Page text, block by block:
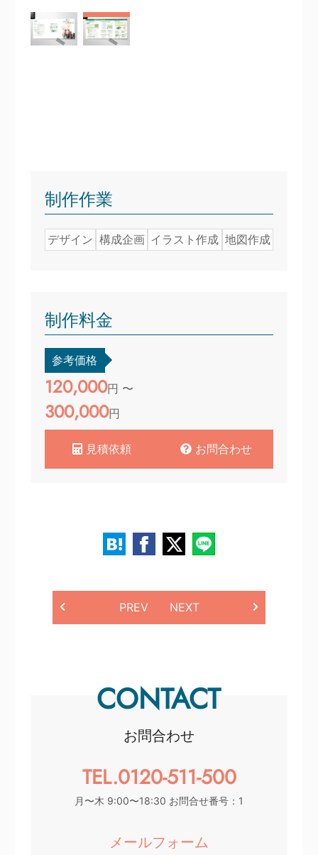
制作作業
デザイン 構成企画 イラスト作成 地図作成
制作料金
参考価格
120,000円 〜
300,000円
見積依頼 お問合わせ
PREV NEXT
CONTACT
お問合わせ
TEL.0120-511-500
月〜木 9:00〜18:30 お問合せ番号：1
メールフォーム